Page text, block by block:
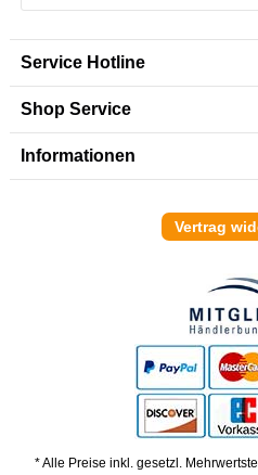
Service Hotline
Shop Service
Informationen
Vertrag
* Alle Preise inkl. gesetzl.